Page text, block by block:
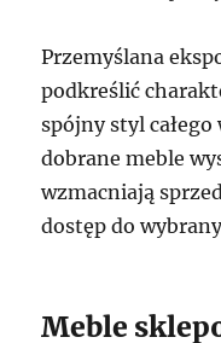
Przemyślana
podkreślić
spójny styl
dobrane meble
wzmacniają
dostęp do
Meble